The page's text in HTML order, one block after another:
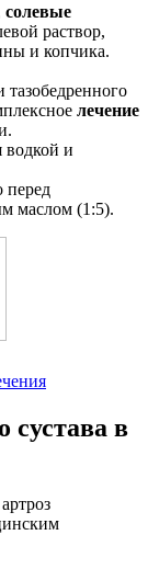
солевые
раствор,
и копчика.
лечение
водкой и
перед
маслом (1:5).
сустава в